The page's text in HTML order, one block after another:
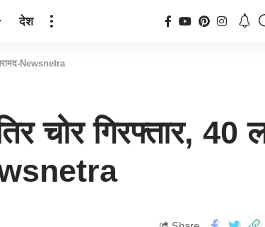
देश
Newsnetra
चोर गिरफ्तार, 40